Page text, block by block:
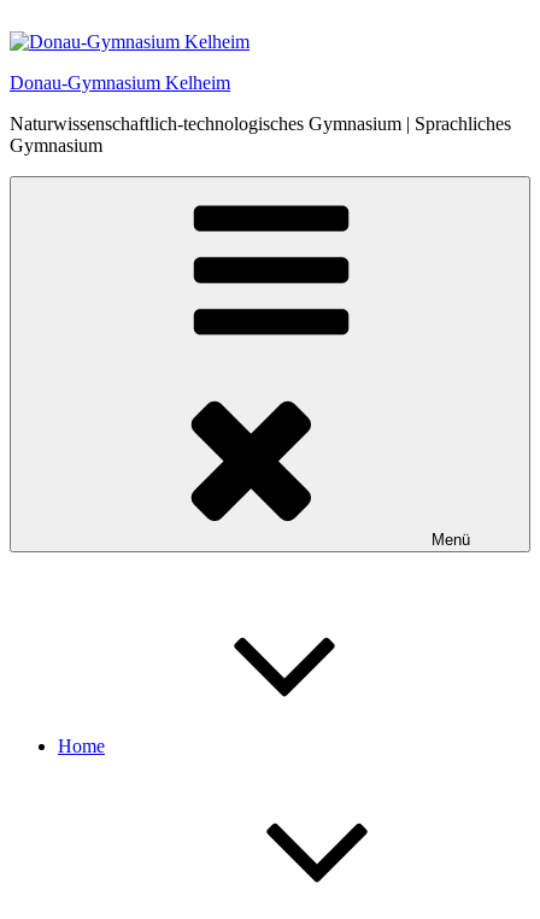
Inhalt
Donau-Gymnasium Kelheim
Naturwissenschaftlich-technologisches Gymnasium | Sprachliches
Gymnasium
Menü
Home